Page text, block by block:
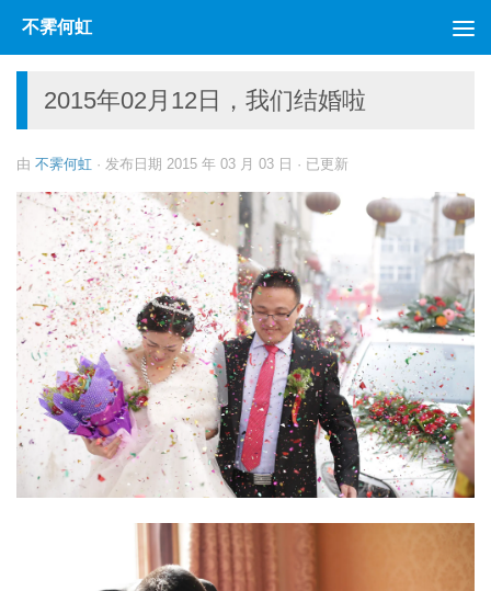
跳至内容
不霁何虹
2015年02月12日，我们结婚啦
由 不霁何虹 · 发布日期 2015 年 03 月 03 日 · 已更新